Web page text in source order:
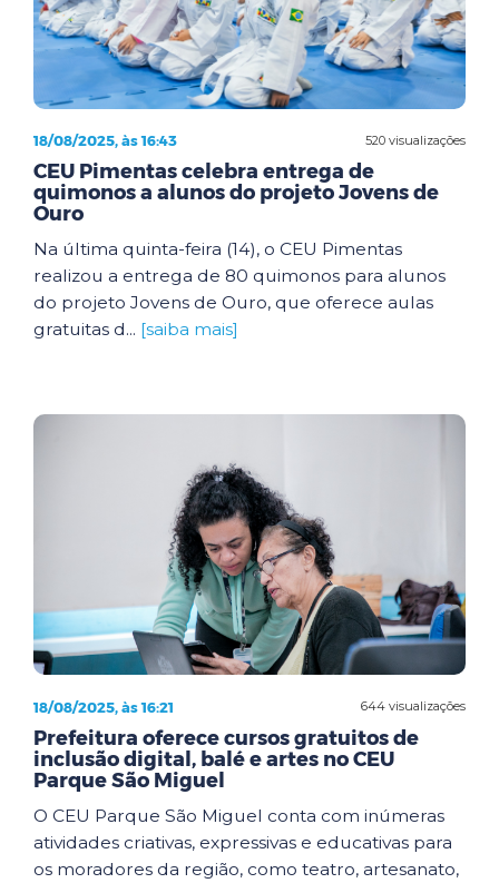
520 visualizações
18/08/2025, às 16:43
CEU Pimentas celebra entrega de
quimonos a alunos do projeto Jovens de
Ouro
Na última quinta-feira (14), o CEU Pimentas
realizou a entrega de 80 quimonos para alunos
do projeto Jovens de Ouro, que oferece aulas
gratuitas d... [saiba mais]
644 visualizações
18/08/2025, às 16:21
Prefeitura oferece cursos gratuitos de
inclusão digital, balé e artes no CEU
Parque São Miguel
O CEU Parque São Miguel conta com inúmeras
atividades criativas, expressivas e educativas para
os moradores da região, como teatro, artesanato,